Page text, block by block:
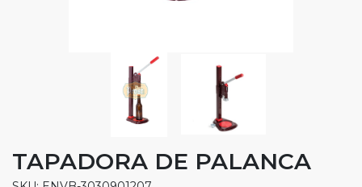
TAPADORA DE PALANCA